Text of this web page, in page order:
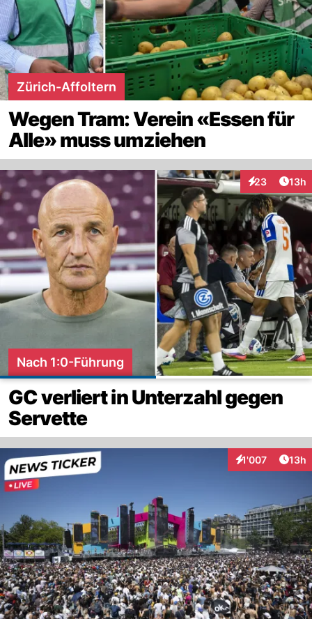
Zürich-Affoltern
Wegen Tram: Verein «Essen für
Alle» muss umziehen
23
Interaktionen
13h
Nach 1:0-Führung
GC verliert in Unterzahl gegen
Servette
1'007
Interaktionen13h